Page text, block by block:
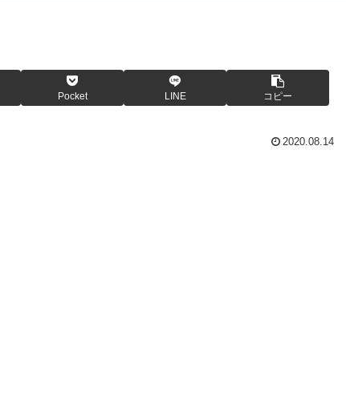
Pocket LINE コピー
2020.08.14